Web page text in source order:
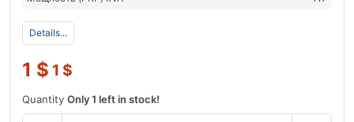
Details...
1 $ 1 $
Quantity Only 1 left in stock!